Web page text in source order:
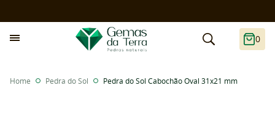
0
Home Pedra do Sol Pedra do Sol Cabochão Oval 31x21 mm